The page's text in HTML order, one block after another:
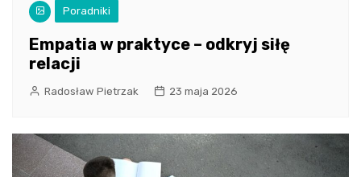
Poradniki
Empatia w praktyce – odkryj siłę
relacji
Radosław Pietrzak 23 maja 2026